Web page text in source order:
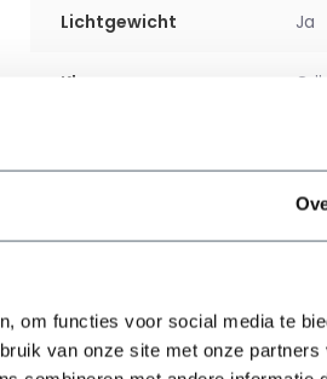
om functies voor social media te
van onze site met onze partners
Lichtgewicht Ja
Kleur Grijs
Ja
Waterdicht Nee